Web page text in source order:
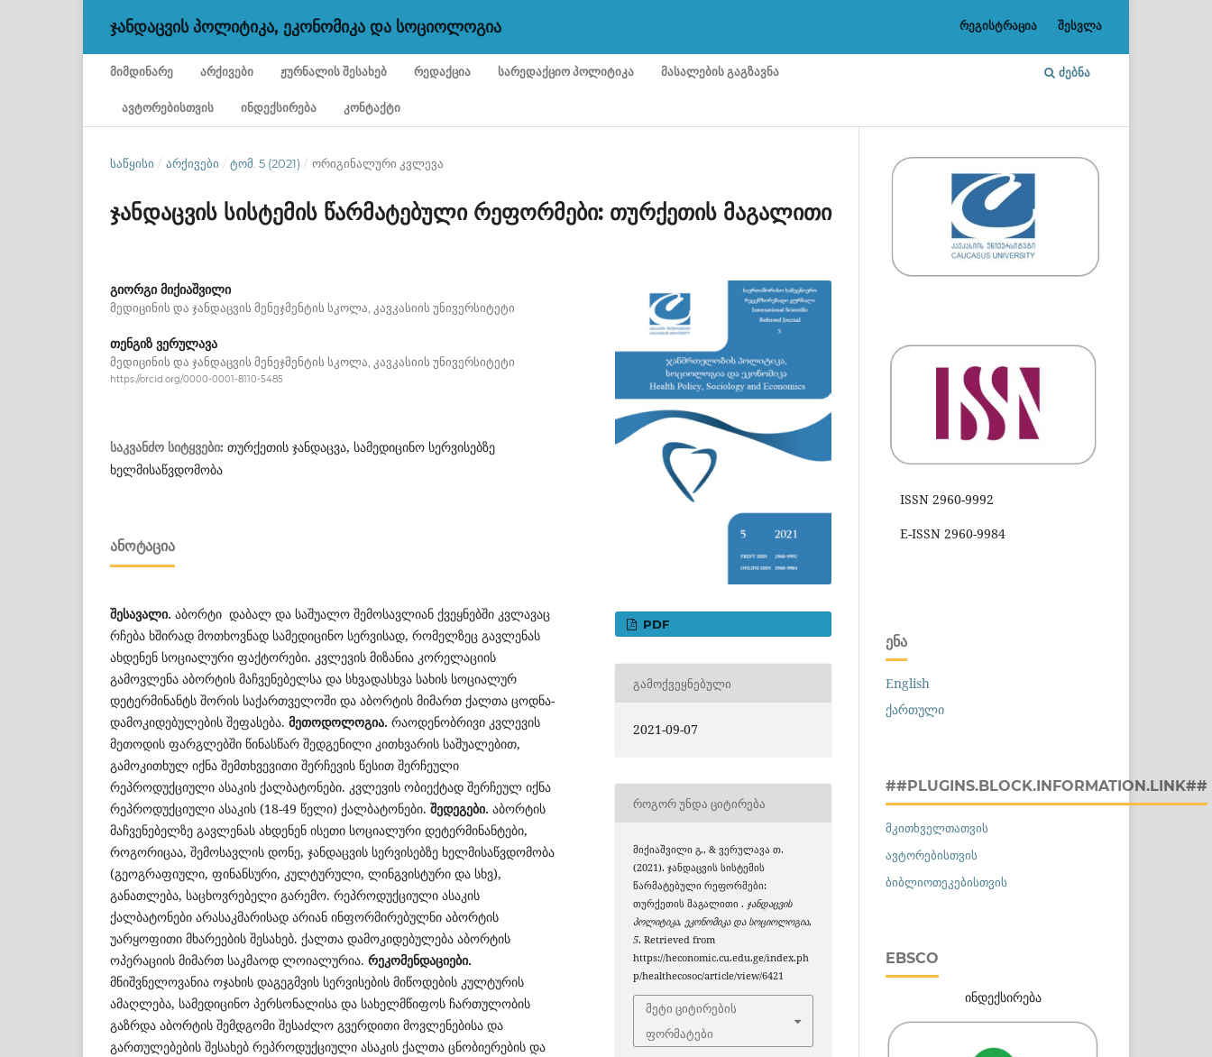
ᲯᲐᲜᲓᲐᲪᲕᲘᲡ ᲞᲝᲚᲘᲢᲘᲙᲐ, ᲔᲙᲝᲜᲝᲛᲘᲙᲐ ᲓᲐ ᲡᲝᲪᲘᲝᲚᲝᲒᲘᲐ
ᲛᲘᲛᲓᲘᲜᲐᲠᲔ ᲐᲠᲥᲘᲕᲔᲑᲘ ᲟᲣᲠᲜᲐᲚᲘᲡ ᲨᲔᲡᲐᲮᲔᲑ ᲠᲔᲓᲐᲥᲪᲘᲐ ᲡᲐᲠᲔᲓᲐᲥᲪᲘᲝ ᲞᲝᲚᲘᲢᲘᲙᲐ ᲛᲐᲡᲐᲚᲔᲑᲘᲡ ᲒᲐᲒᲖᲐᲕᲜᲐ
ᲐᲕᲢᲝᲠᲔᲑᲘᲡᲗᲕᲘᲡ ᲘᲜᲓᲔᲥᲡᲘᲠᲔᲑᲐ ᲙᲝᲜᲢᲐᲥᲢᲘ
ᲫᲔᲑᲜᲐ
რეგისტრაცია შესვლა
ᲡᲐᲬᲧᲘᲡᲘ / ᲐᲠᲥᲘᲕᲔᲑᲘ / ᲢᲝᲛ. 5 (2021) / ორიგინალური კვლევა
ჯანდაცვის სისტემის წარმატებული რეფორმები: თურქეთის მაგალითი
გიორგი მიქიაშვილი
მედიცინის და ჯანდაცვის მენეჯმენტის სკოლა, კავკასიის უნივერსიტეტი
თენგიზ ვერულავა
მედიცინის და ჯანდაცვის მენეჯმენტის სკოლა, კავკასიის უნივერსიტეტი
https://orcid.org/0000-0001-8110-5485
საკვანძო სიტყვები: თურქეთის ჯანდაცვა, სამედიცინო სერვისებზე
ხელმისაწვდომობა
ᲐᲜᲝᲢᲐᲪᲘᲐ
შესავალი. აბორტი დაბალ და საშუალო შემოსავლიან ქვეყნებში კვლავაც
რჩება ხშირად მოთხოვნად სამედიცინო სერვისად, რომელზეც გავლენას
ახდენენ სოციალური ფაქტორები. კვლევის მიზანია კორელაციის
გამოვლენა აბორტის მაჩვენებელსა და სხვადასხვა სახის სოციალურ
დეტერმინანტს შორის საქართველოში და აბორტის მიმართ ქალთა ცოდნა-
დამოკიდებულების შეფასება. მეთოდოლოგია. რაოდენობრივი კვლევის
მეთოდის ფარგლებში წინასწარ შედგენილი კითხვარის საშუალებით,
გამოკითხულ იქნა შემთხვევითი შერჩევის წესით შერჩეული
რეპროდუქციული ასაკის ქალბატონები. კვლევის ობიექტად შერჩეულ იქნა
რეპროდუქციული ასაკის (18-49 წელი) ქალბატონები. შედეგები. აბორტის
მაჩვენებელზე გავლენას ახდენენ ისეთი სოციალური დეტერმინანტები,
როგორიცაა, შემოსავლის დონე, ჯანდაცვის სერვისებზე ხელმისაწვდომობა
(გეოგრაფიული, ფინანსური, კულტურული, ლინგვისტური და სხვ),
განათლება, საცხოვრებელი გარემო. რეპროდუქციული ასაკის
ქალბატონები არასაკმარისად არიან ინფორმირებულნი აბორტის
უარყოფითი მხარეების შესახებ. ქალთა დამოკიდებულება აბორტის
ოპერაციის მიმართ საკმაოდ ლოიალურია. რეკომენდაციები.
მნიშვნელოვანია ოჯახის დაგეგმვის სერვისების მიწოდების კულტურის
ამაღლება, სამედიცინო პერსონალისა და სახელმწიფოს ჩართულობის
გაზრდა აბორტის შემდგომი შესაძლო გვერდითი მოვლენებისა და
გართულებების შესახებ რეპროდუქციული ასაკის ქალთა ცნობიერების და
PDF
ᲒᲐᲛᲝᲥᲕᲔᲧᲜᲔᲑᲣᲚᲘ
2021-09-07
ᲠᲝᲒᲝᲠ ᲣᲜᲓᲐ ᲪᲘᲢᲘᲠᲔᲑᲐ
მიქიაშვილი გ., & ვერულავა თ.
(2021). ჯანდაცვის სისტემის
წარმატებული რეფორმები:
თურქეთის მაგალითი . ჯანდაცვის
პოლიტიკა, ეკონომიკა და სოციოლოგია,
5. Retrieved from
https://heconomic.cu.edu.ge/index.ph
p/healthecosoc/article/view/6421
მეტი ციტირების
ფორმატები
ISSN 2960-9992
E-ISSN 2960-9984
ᲔᲜᲐ
English
ქართული
##PLUGINS.BLOCK.INFORMATION.LINK##
მკითხველთათვის
ავტორებისთვის
ბიბლიოთეკებისთვის
EBSCO
ინდექსირება